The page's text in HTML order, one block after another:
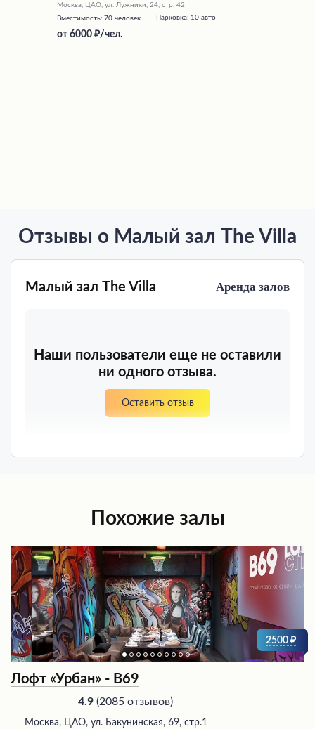
Москва, ЦАО, ул. Лужники, 24, стр. 42
Вместимость: 70 человек Парковка: 10 авто
от 6000 /чел.
Отзывы о Малый зал The Villa
Малый зал The Villa Аренда залов
Наши пользователи еще не оставили
ни одного отзыва.
Оставить отзыв
Похожие залы
2500
Лофт «Урбан» - В69
4.9 (2085 отзывов)
Москва, ЦАО, ул. Бакунинская, 69, стр.1